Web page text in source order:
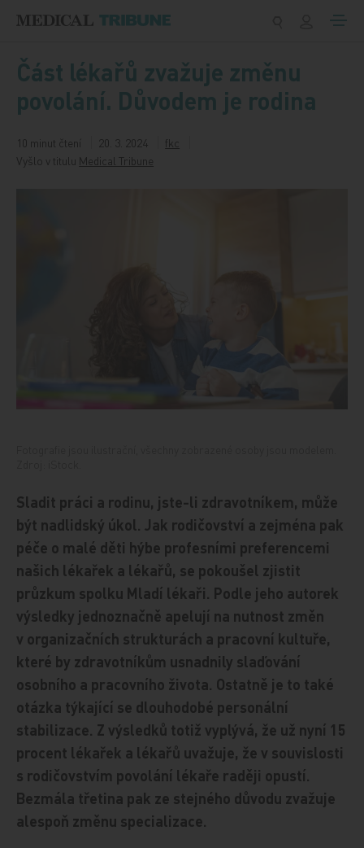
Část lékařů zvažuje změnu
povolání. Důvodem je rodina
10 minut čtení 20. 3. 2024
fkc
Vyšlo v titulu Medical Tribune
Sladit práci a rodinu, jste-li zdravotníkem, může
být nadlidský úkol. Jak rodičovství a zejména pak
péče o malé děti hýbe profesními preferencemi
našich lékařek a lékařů, se pokoušel zjistit
průzkum spolku Mladí lékaři. Podle jeho autorek
výsledky jednoznačně apelují na nutnost změn
v organizačních strukturách a pracovní kultuře,
které by zdravotníkům usnadnily slaďování
osobního a pracovního života. Ostatně je to také
otázka týkající se dlouhodobé personální
stabilizace. Z výsledků totiž vyplývá, že už nyní 15
procent lékařek a lékařů uvažuje, že v souvislosti
s rodičovstvím povolání lékaře raději opustí.
Bezmála třetina pak ze stejného důvodu zvažuje
alespoň změnu specializace.